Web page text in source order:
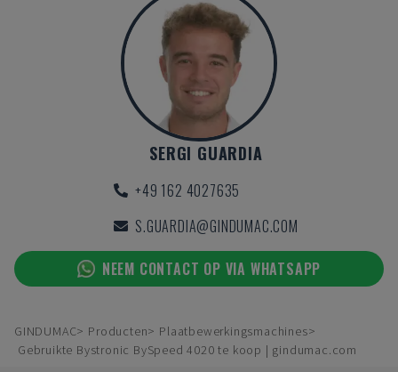
SERGI GUARDIA
+49 162 4027635
S.GUARDIA@GINDUMAC.COM
NEEM CONTACT OP VIA WHATSAPP
GINDUMAC Producten
Plaatbewerkingsmachines
Gebruikte Bystronic BySpeed 4020 te koop | gindumac.com